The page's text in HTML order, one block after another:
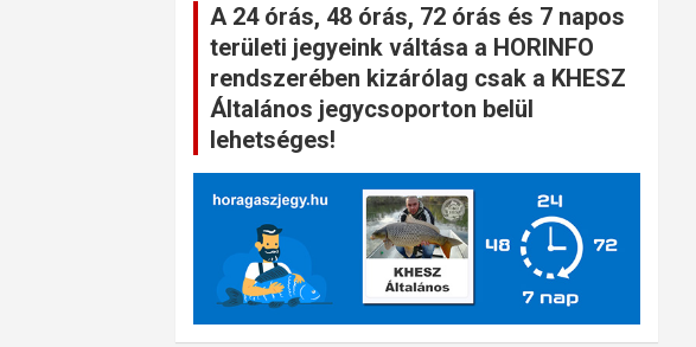
A 24 órás, 48 órás, 72 órás és 7 napos
területi jegyeink váltása a HORINFO
rendszerében kizárólag csak a KHESZ
Általános jegycsoporton belül
lehetséges!